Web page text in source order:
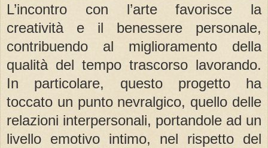
L’incontro con l’arte favorisce la
creatività e il benessere personale,
contribuendo al miglioramento della
qualità del tempo trascorso lavorando.
In particolare, questo progetto ha
toccato un punto nevralgico, quello delle
relazioni interpersonali, portandole ad un
livello emotivo intimo, nel rispetto del